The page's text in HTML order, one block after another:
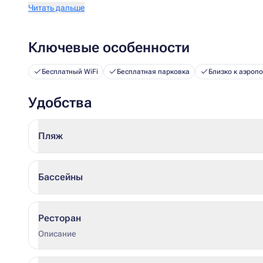
Читать дальше
Ключевые особенности
Бесплатный WiFi Бесплатная парковка Близко к
Удобства
Пляж
Бассейны
Ресторан
Описание